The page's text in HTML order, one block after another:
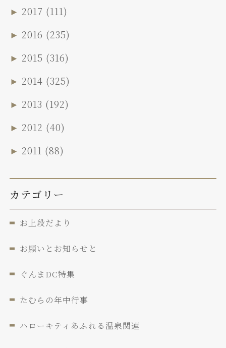
► 2017 (111)
► 2016 (235)
► 2015 (316)
► 2014 (325)
► 2013 (192)
► 2012 (40)
► 2011 (88)
カテゴリー
お上段だより
お願いとお知らせと
ぐんまDC特集
たむらの年中行事
ハローキティあふれる温泉関連